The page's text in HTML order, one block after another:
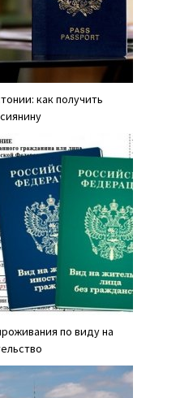
как получить
по виду на